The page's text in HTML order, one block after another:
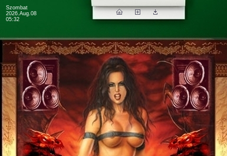
Szombat
2026.Aug.08
05:32